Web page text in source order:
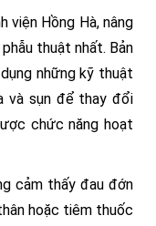
viện Hồng Hà, nâng
thuật nhất. Bản
những kỹ thuật
và sụn để thay đổi
chức năng hoạt
cảm thấy đau đớn
hoặc tiêm thuốc